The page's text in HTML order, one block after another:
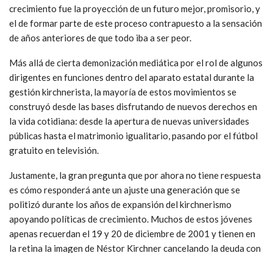
crecimiento fue la proyección de un futuro mejor, promisorio, y
el de formar parte de este proceso contrapuesto a la sensación
de años anteriores de que todo iba a ser peor.
Más allá de cierta demonización mediática por el rol de algunos
dirigentes en funciones dentro del aparato estatal durante la
gestión kirchnerista, la mayoría de estos movimientos se
construyó desde las bases disfrutando de nuevos derechos en
la vida cotidiana: desde la apertura de nuevas universidades
públicas hasta el matrimonio igualitario, pasando por el fútbol
gratuito en televisión.
Justamente, la gran pregunta que por ahora no tiene respuesta
es cómo responderá ante un ajuste una generación que se
politizó durante los años de expansión del kirchnerismo
apoyando políticas de crecimiento. Muchos de estos jóvenes
apenas recuerdan el 19 y 20 de diciembre de 2001 y tienen en
la retina la imagen de Néstor Kirchner cancelando la deuda con